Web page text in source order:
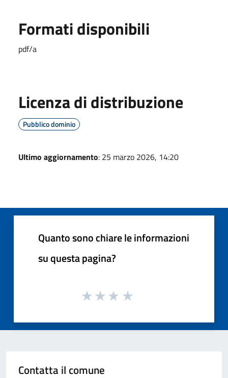
Formati disponibili
pdf/a
Licenza di distribuzione
Pubblico dominio
Ultimo aggiornamento: 25 marzo 2026, 14:20
Quanto sono chiare le informazioni
su questa pagina?
Contatta il comune